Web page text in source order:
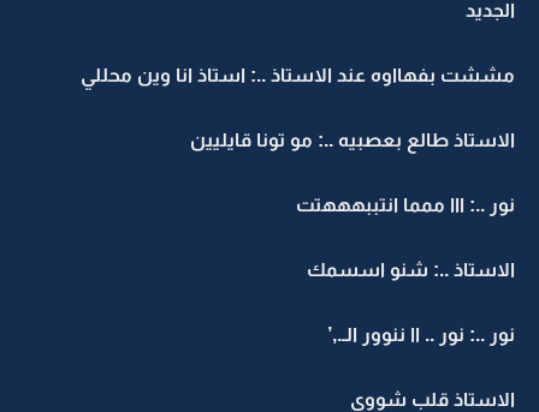
الجديد
مششت بفهااوه عند الاستاذ ..: استاذ انا وين محللي
الاستاذ طالع بعصبيه ..: مو تونا قايليين
نور ..: ااا ممما انتببهههتت
الاستاذ ..: شنو اسسمك
نور ..: نور .. اا ننوور الـ.,’
الاستاذ قلب شووي